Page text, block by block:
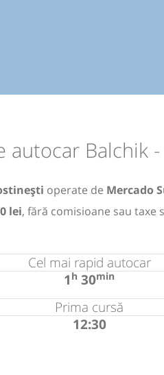
autocar Balchik
operate de Mercado
lei, fără comisioane sau taxe
Cel mai rapid autocar
1h 30min
Prima cursă
12:30